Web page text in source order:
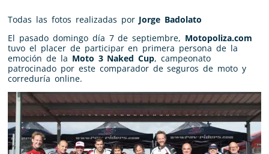
Todas las fotos realizadas por Jorge Badolato
El pasado domingo día 7 de septiembre, Motopoliza.com
tuvo el placer de participar en primera persona de la
emoción de la Moto 3 Naked Cup, campeonato
patrocinado por este comparador de seguros de moto y
correduría online.